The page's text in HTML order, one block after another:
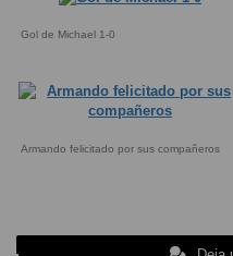
Gol de Michael 1-0
Armando felicitado por sus compañeros